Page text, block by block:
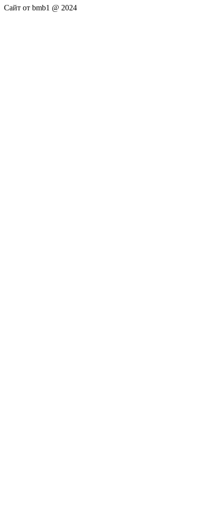
Сайт от bmb1 @ 2024